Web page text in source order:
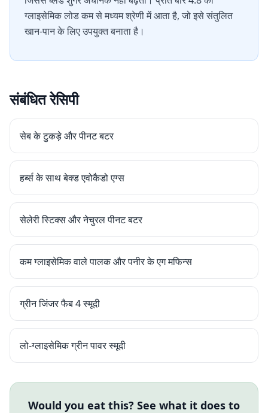
ग्लाइसेमिक लोड कम से मध्यम श्रेणी में आता है, जो इसे संतुलित
खान-पान के लिए उपयुक्त बनाता है।
संबंधित रेसिपी
सेब के टुकड़े और पीनट बटर
हर्ब्स के साथ बेक्ड एवोकैडो एग्स
सेलेरी स्टिक्स और नेचुरल पीनट बटर
कम ग्लाइसेमिक वाले पालक और पनीर के एग मफिन्स
ग्रीन जिंजर फैब 4 स्मूदी
लो-ग्लाइसेमिक ग्रीन पावर स्मूदी
Would you eat this? See what it does to